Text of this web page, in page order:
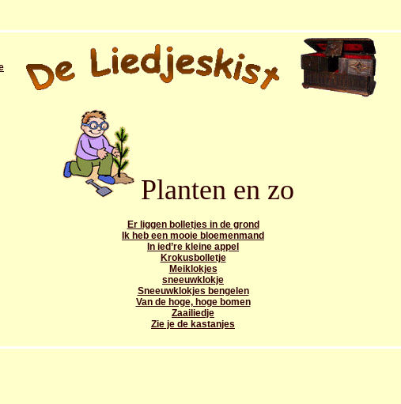
Planten en zo
Er liggen bolletjes in de grond
Ik heb een mooie bloemenmand
In ied’re kleine appel
Krokusbolletje
Meiklokjes
sneeuwklokje
Sneeuwklokjes bengelen
Van de hoge, hoge bomen
Zaailiedje
Zie je de kastanjes